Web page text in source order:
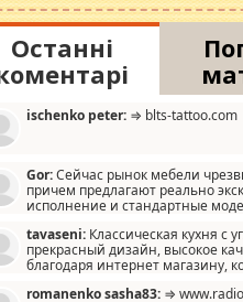
Останні
ischenko peter: ⇒ blts-tattoo.com
Gor:Сейчас рынок мебели
причем предлагают реально
исполнение и стандартные
мало походит на
и что главное - со
ненужных наворотов
tavaseni: Классическая кухня с
прекрасный дизайн, высокое
благодаря интернет магазину,
romanenko sasha83: ⇒